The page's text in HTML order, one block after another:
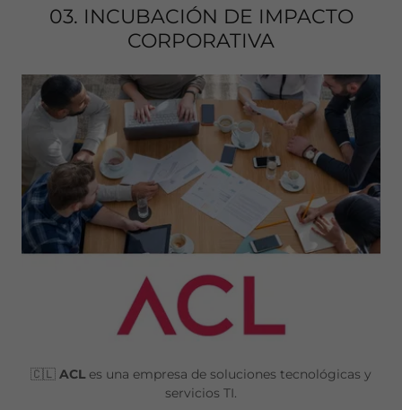
03. INCUBACIÓN DE IMPACTO
CORPORATIVA
🇨🇱 ACL es una empresa de soluciones tecnológicas y
servicios TI.